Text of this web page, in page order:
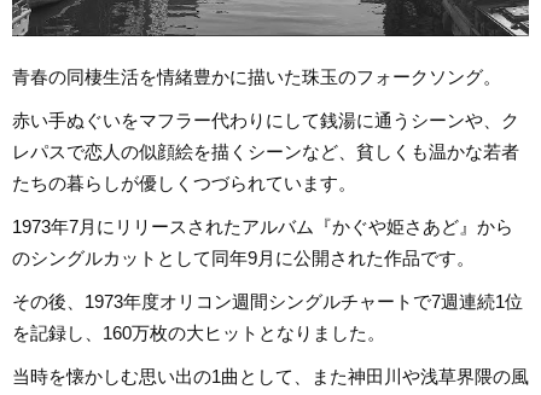
青春の同棲生活を情緒豊かに描いた珠玉のフォークソング。
赤い手ぬぐいをマフラー代わりにして銭湯に通うシーンや、ク
レパスで恋人の似顔絵を描くシーンなど、貧しくも温かな若者
たちの暮らしが優しくつづられています。
1973年7月にリリースされたアルバム『かぐや姫さあど』から
のシングルカットとして同年9月に公開された作品です。
その後、1973年度オリコン週間シングルチャートで7週連続1位
を記録し、160万枚の大ヒットとなりました。
当時を懐かしむ思い出の1曲として、また神田川や浅草界隈の風